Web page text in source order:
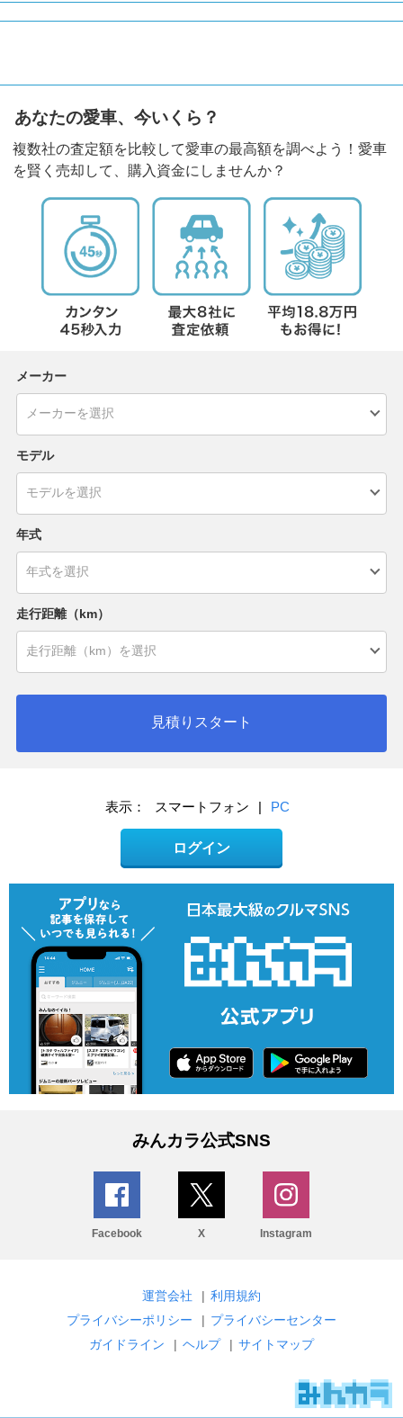
あなたの愛車、今いくら？
複数社の査定額を比較して愛車の最高額を調べよう！愛車
を賢く売却して、購入資金にしませんか？
メーカー
モデル
年式
走行距離（km）
見積りスタート
表示： スマートフォン | PC
ログイン
みんカラ公式SNS
Facebook X Instagram
運営会社 | 利用規約
プライバシーポリシー
| プライバシーセンター
ガイドライン
| ヘルプ | サイトマップ